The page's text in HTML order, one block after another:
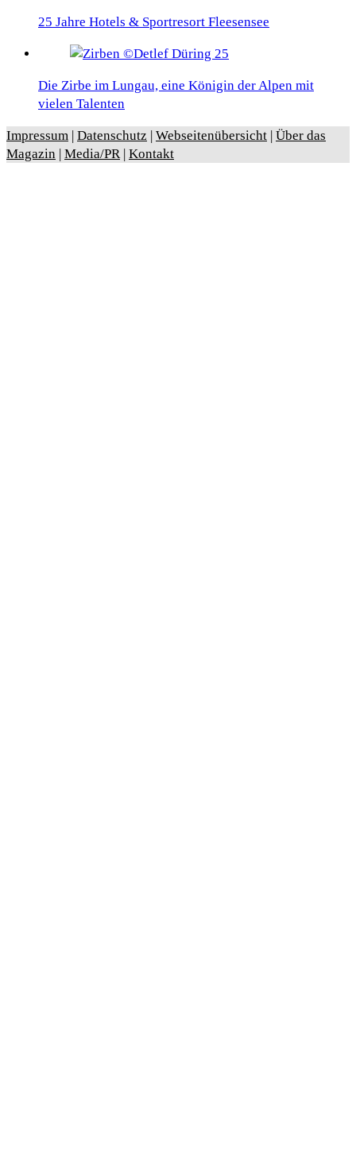
25 Jahre Hotels & Sportresort Fleesensee
Die Zirbe im Lungau, eine Königin der Alpen mit
vielen Talenten
Impressum | Datenschutz | Webseitenübersicht | Über das
Magazin | Media/PR | Kontakt